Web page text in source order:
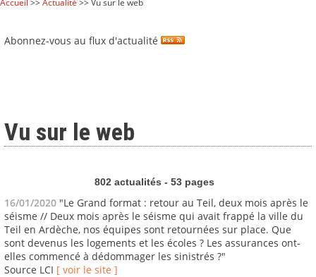
Accueil >>Actualité >> Vu sur le web
Abonnez-vous au flux d'actualité
Vu sur le web
802 actualités - 53 pages
16/01/2020 "Le Grand format : retour au Teil, deux mois après le
séisme // Deux mois après le séisme qui avait frappé la ville du
Teil en Ardèche, nos équipes sont retournées sur place. Que
sont devenus les logements et les écoles ? Les assurances ont-
elles commencé à dédommager les sinistrés ?"
Source LCI [ voir le site ]